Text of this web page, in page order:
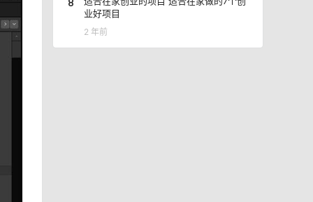
业好项目
2 年前